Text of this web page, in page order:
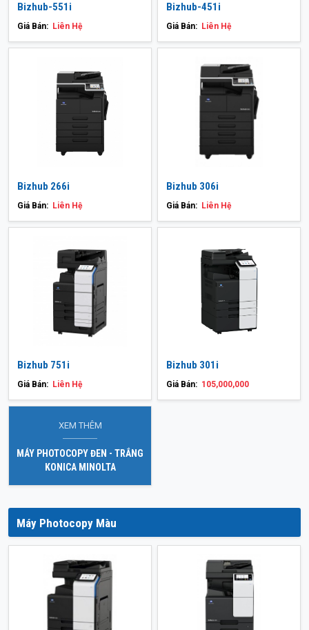
Bizhub-551i
Giá Bán: Liên Hệ
Bizhub-451i
Giá Bán: Liên Hệ
Bizhub 266i
Giá Bán: Liên Hệ
Bizhub 306i
Giá Bán: Liên Hệ
Bizhub 751i
Giá Bán: Liên Hệ
Bizhub 301i
Giá Bán: 105,000,000
XEM THÊM
MÁY PHOTOCOPY ĐEN - TRẮNG
KONICA MINOLTA
Máy Photocopy Màu